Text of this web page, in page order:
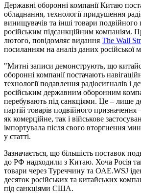
Державні оборонні компанії Китаю
обладнання, технології придушення
винищувачів та інші товари подвійного
російським підсанкційним компаніям.
лютого, повідомляє видання The Wall
посиланням на аналіз даних російської
"Митні записи демонструють, що
оборонні компанії постачають
технології подавлення радіосигналів і
російським державним оборонним
перебувають під санкціями. Це – лише
партій товарів подвійного призначення
як комерційне, так і військове
імпортувала після свого вторгнення
у статті.
Зазначається, що більшість поставок
до РФ надходили з Китаю. Хоча Росія
товари через Туреччину та ОАЕ.WSJ
десяток російських та китайських
під санкціями США.